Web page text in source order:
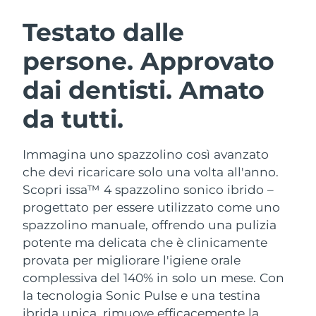
Testato dalle
persone. Approvato
dai dentisti. Amato
da tutti.
Immagina uno spazzolino così avanzato
che devi ricaricare solo una volta all'anno.
Scopri issa™ 4 spazzolino sonico ibrido –
progettato per essere utilizzato come uno
spazzolino manuale, offrendo una pulizia
potente ma delicata che è clinicamente
provata per migliorare l'igiene orale
complessiva del 140% in solo un mese. Con
la tecnologia Sonic Pulse e una testina
ibrida unica, rimuove efficacemente la
Detersione viso
LUNA™ 4 pacchetto
Anti-aging massage
LUNA™ 4 Plus
Massage, LED heating
LUNA™ 4 Men
For men, anti-aging massage
Lifting viso
BEAR™ 2 pacchetto
Microcurrent toning
BEAR™ 2 go
Microcurrent toning on-the-go
BEAR™ 2 eyes & lips
Microcurrent line smoothing device
Idratazione
UFO™ 3 pacchetto
Deep facial hydration
UFO™ 3 LED
Near-infrared and red light therapy
device
Igiene orale
issa™ 4
Hybrid silicone sonic toothbrush
issa™ 4 plus
Smart hybrid silicone sonic toothbrush
TRATTAMENTI ANTI-AGE FAQ™
Anti-age Trattamenti LED
NEW
Austria
Bahrein Consegna stimata8/11/26
Belgio Consegna stimata8/10/26
Bermuda
Bosnia ed
Erzegovina
Consegna stimata8/13/26
Brunei Consegna stimata 8/15/26
Bulgaria Consegna stimata
Canada Consegna stimata
Cile Consegna stimata8/14/26